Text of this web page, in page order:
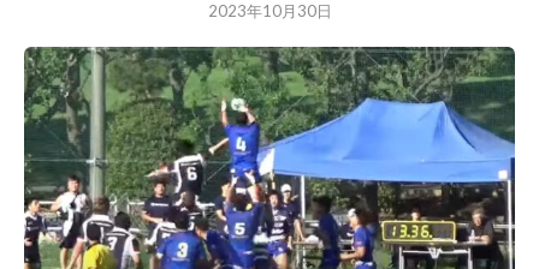
2023年10月30日